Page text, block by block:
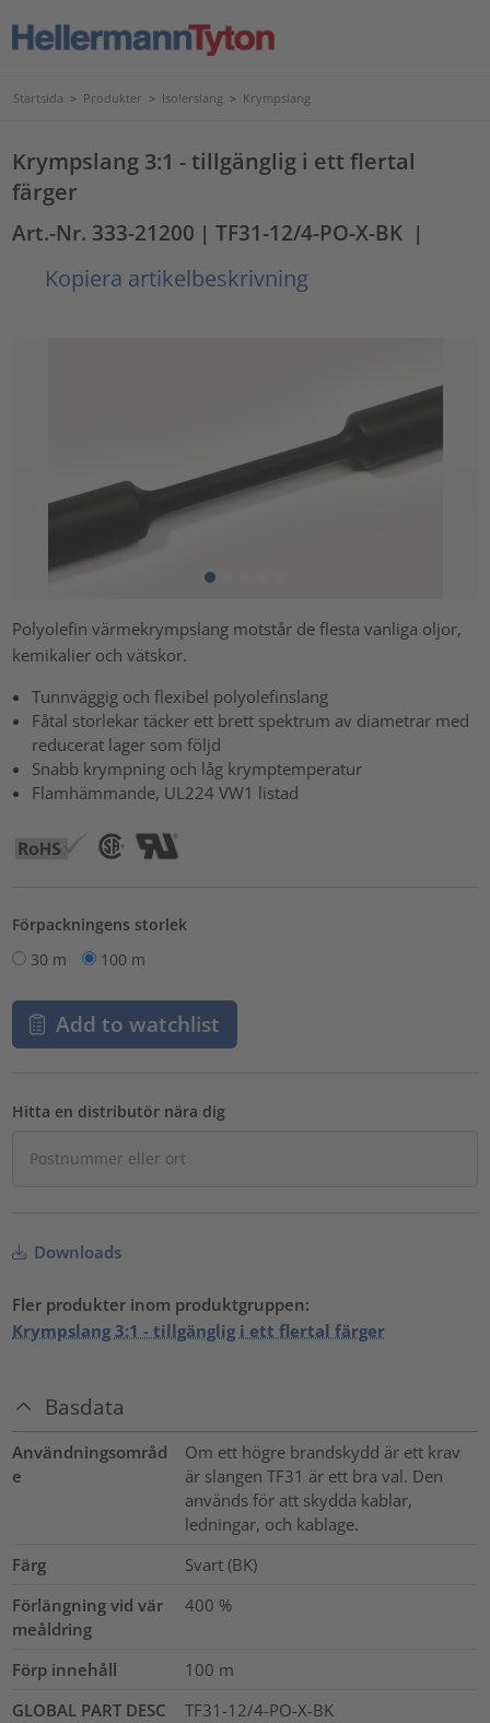
Startsida > Produkter > Isolerslang > Krympslang
Krympslang 3:1 - tillgänglig i ett flertal
färger
Art.-Nr. 333-21200 | TF31-12/4-PO-X-BK |
Kopiera artikelbeskrivning
Polyolefin värmekrympslang motstår de flesta vanliga oljor,
kemikalier och vätskor.
Tunnväggig och flexibel polyolefinslang
Fåtal storlekar täcker ett brett spektrum av diametrar med
reducerat lager som följd
Snabb krympning och låg krymptemperatur
Flamhämmande, UL224 VW1 listad
Förpackningens storlek
30 m
100 m
Add to watchlist
Hitta en distributör nära dig
Downloads
Fler produkter inom produktgruppen:
Krympslang 3:1 - tillgänglig i ett flertal färger
Basdata
Användningsområd
e
Om ett högre brandskydd är ett krav
är slangen TF31 är ett bra val. Den
används för att skydda kablar,
ledningar, och kablage.
Färg
Svart (BK)
Förlängning vid vär
meåldring
400 %
Förp innehåll 100 m
GLOBAL PART DESC
TF31-12/4-PO-X-BK